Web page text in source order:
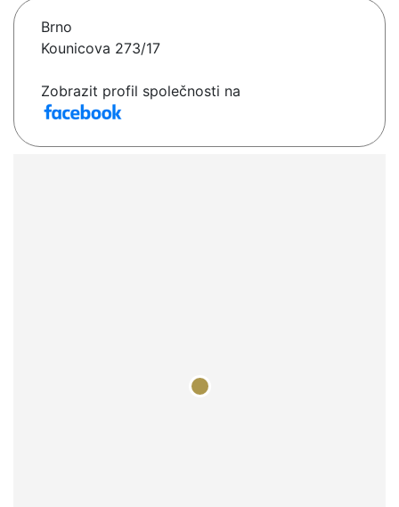
Brno
Kounicova 273/17
Zobrazit profil společnosti na